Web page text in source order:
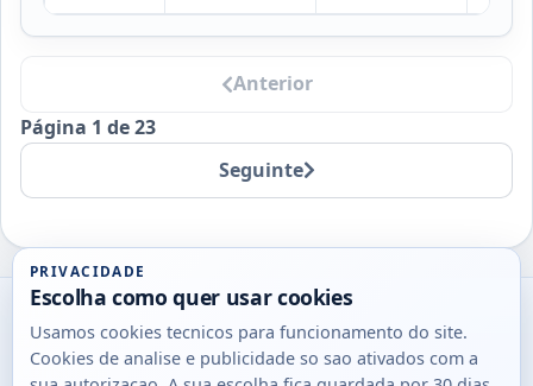
Anterior
Página 1 de 23
Seguinte
Utils
DB
Consultas
PRIVACIDADE
Escolha como quer usar cookies
Usamos cookies tecnicos para funcionamento do site.
Cookies de analise e publicidade so sao ativados com a